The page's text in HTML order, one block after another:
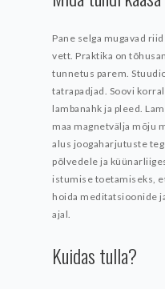
Pane selga mugavad
vett. Praktika on
tunnetus parem.
tatrapadjad. Soovi
lambanahk ja pleed.
maa magnetvälja mõju
alus joogaharjutuste
põlvedele ja
istumise toetamiseks,
hoida meditatsioonide
ajal.
Kuidas tulla?